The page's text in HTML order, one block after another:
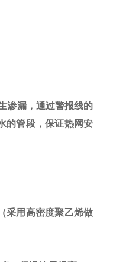
渗漏，通过警报线的
的管段，保证热网安
采用高密度聚乙烯做